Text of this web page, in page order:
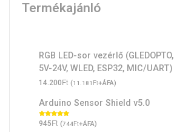
Termékajánló
RGB LED-sor vezérlő (GLEDOPTO,
5V-24V, WLED, ESP32, MIC/UART)
14.200Ft (11.181 Ft+ÁFA)
Arduino Sensor Shield v5.0
Értékelés:
5.00/ 5
945Ft (744Ft+ÁFA)